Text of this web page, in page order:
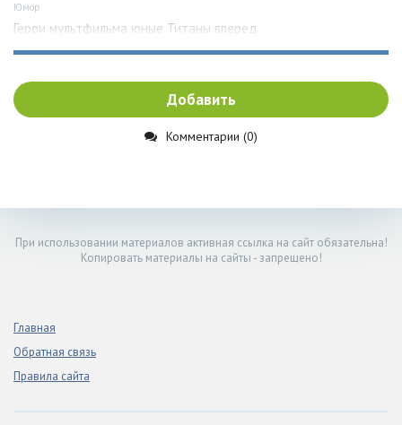
Юмор
Герои мультфильма юные Титаны вперед
Добавить
Комментарии (0)
При использовании материалов активная ссылка на сайт обязательна!
Копировать материалы на сайты - запрещено!
Главная
Обратная связь
Правила сайта